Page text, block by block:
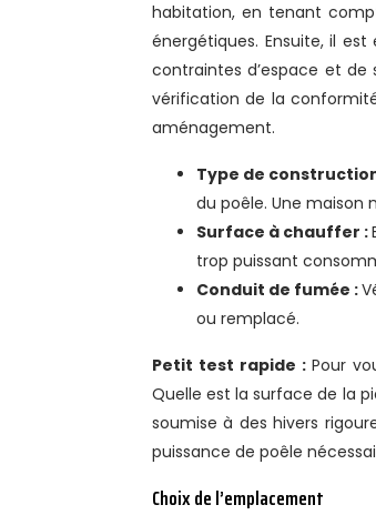
habitation, en tenant
énergétiques. Ensuite, il
contraintes d’espace et de
vérification de la
aménagement.
Type de
du poêle. Une maison
Surface à chauffer :
trop puissant
Conduit de fumée :
ou remplacé.
Petit test rapide :Pour
Quelle est la surface de la
soumise à des hivers
puissance de poêle
Choix de l’emplacement